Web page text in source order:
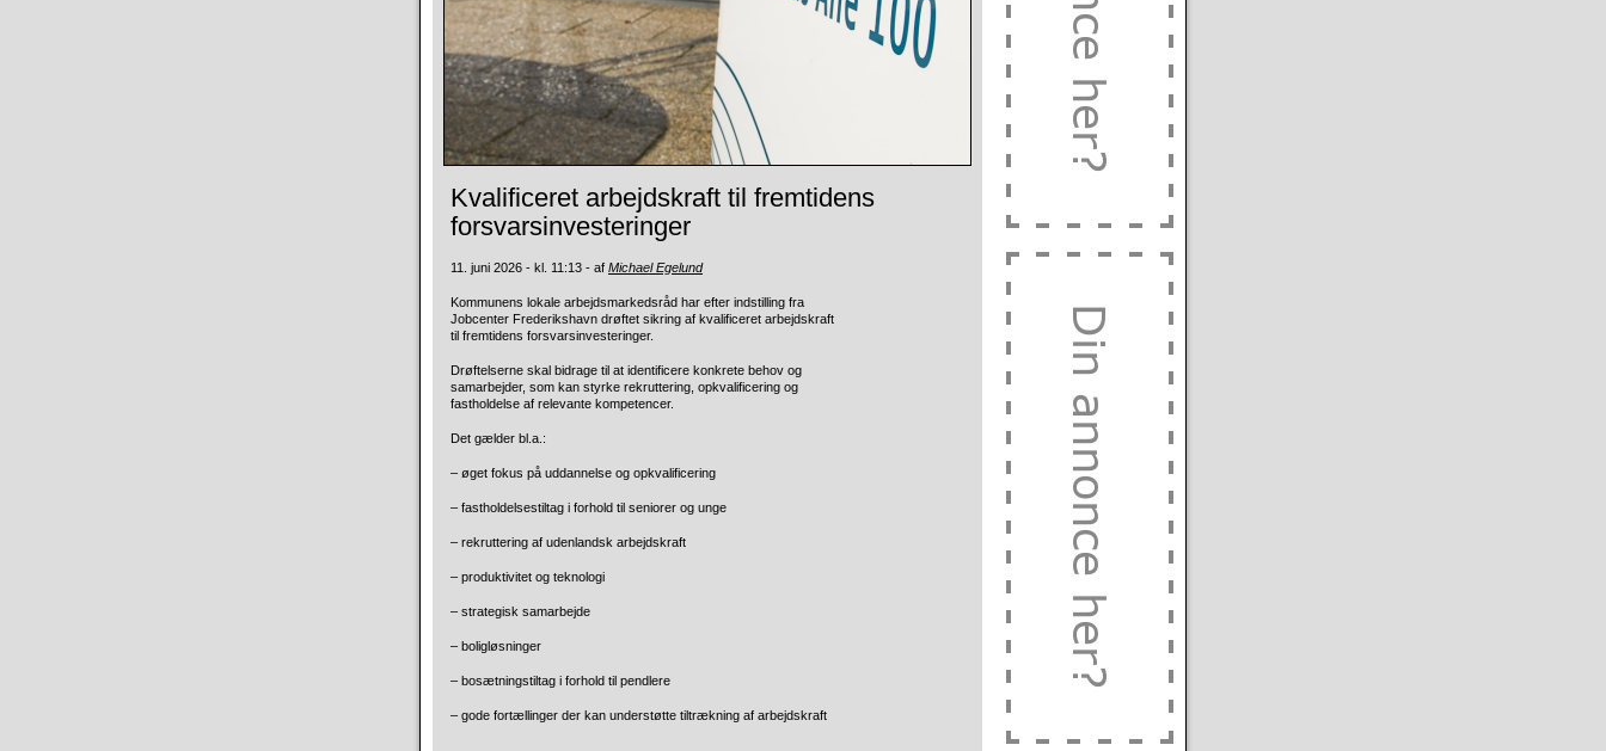
Kvalificeret arbejdskraft til fremtidens
forsvarsinvesteringer
11. juni 2026 - kl. 11:13 - af Michael Egelund
Kommunens lokale arbejdsmarkedsråd har efter indstilling fra
Jobcenter Frederikshavn drøftet sikring af kvalificeret arbejdskraft
til fremtidens forsvarsinvesteringer.
Drøftelserne skal bidrage til at identificere konkrete behov og
samarbejder, som kan styrke rekruttering, opkvalificering og
fastholdelse af relevante kompetencer.
Det gælder bl.a.:
– øget fokus på uddannelse og opkvalificering
– fastholdelsestiltag i forhold til seniorer og unge
– rekruttering af udenlandsk arbejdskraft
– produktivitet og teknologi
– strategisk samarbejde
– boligløsninger
– bosætningstiltag i forhold til pendlere
– gode fortællinger der kan understøtte tiltrækning af arbejdskraft